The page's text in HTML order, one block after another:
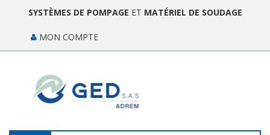
SYSTÈMES DE POMPAGE ET MATÉRIEL DE SOUDAGE
MON COMPTE